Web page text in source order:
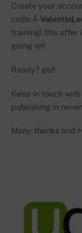
Create your
code:Â
training! this offer
going on!
Ready? go!!
Keep in touch
publishing in
Many thanks and